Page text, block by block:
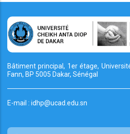
Bâtiment principal, 1er étage,
Fann, BP 5005 Dakar, Sénégal
E-mail : idhp@ucad.edu.sn